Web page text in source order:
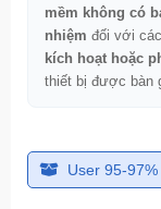
mềm không có
nhiệm đối với
kích hoạt hoặc
thiết bị được bàn
User 95-97%